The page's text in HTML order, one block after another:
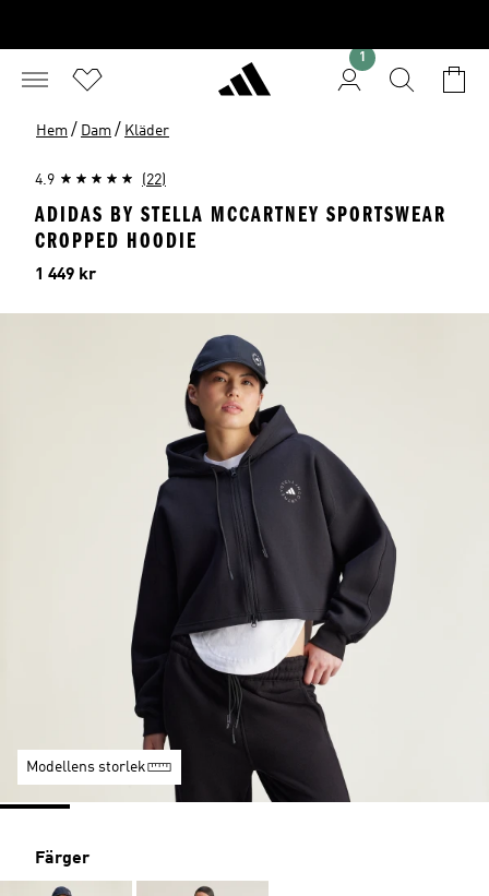
Hem / Dam / Kläder
4.9 (22)
ADIDAS BY STELLA MCCARTNEY SPORTSWEAR
CROPPED HOODIE
Pris
1 449 kr
Modellens storlek
Färger